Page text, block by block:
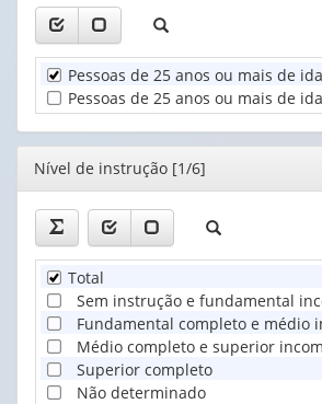
Unidade
Territorial
(1)
Sexo
(1)
no
domicílio
e
o
Pessoas de 25 anos ou mais de
Pessoas de 25 anos ou mais de
Editor
Nível de instrução [1/6]
Total
Sem instrução e fundamental
Fundamental completo e médio
Médio completo e superior
Superior completo
Não determinado